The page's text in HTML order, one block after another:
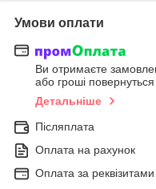
Умови оплати
Ви отримаєте
або гроші
Детальніше
Післяплата
Оплата на рахунок
Оплата за реквізитами